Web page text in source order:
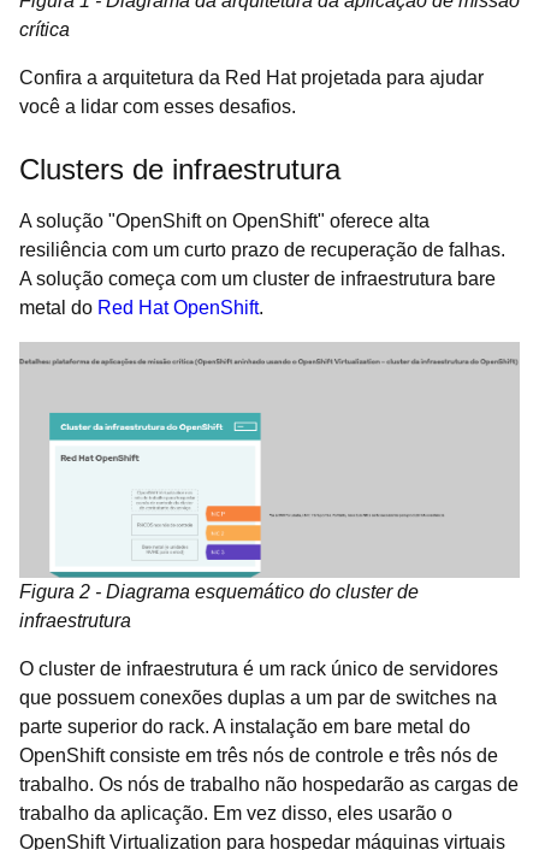
crítica
Confira a arquitetura da Red Hat projetada para ajudar
você a lidar com esses desafios.
Clusters de infraestrutura
A solução "OpenShift on OpenShift" oferece alta
resiliência com um curto prazo de recuperação de falhas.
A solução começa com um cluster de infraestrutura bare
metal do Red Hat OpenShift.
Figura 2 - Diagrama esquemático do cluster de
infraestrutura
O cluster de infraestrutura é um rack único de servidores
que possuem conexões duplas a um par de switches na
parte superior do rack. A instalação em bare metal do
OpenShift consiste em três nós de controle e três nós de
trabalho. Os nós de trabalho não hospedarão as cargas de
trabalho da aplicação. Em vez disso, eles usarão o
OpenShift Virtualization para hospedar máquinas virtuais